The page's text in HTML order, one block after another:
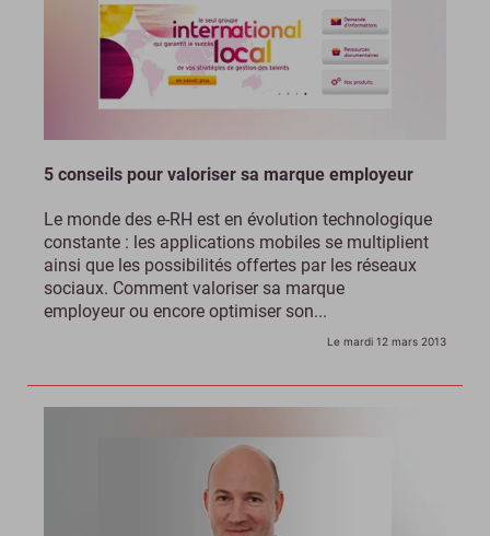
5 conseils pour valoriser sa marque employeur
Le monde des e-RH est en évolution technologique
constante : les applications mobiles se multiplient
ainsi que les possibilités offertes par les réseaux
sociaux. Comment valoriser sa marque
employeur ou encore optimiser son...
Le mardi 12 mars 2013